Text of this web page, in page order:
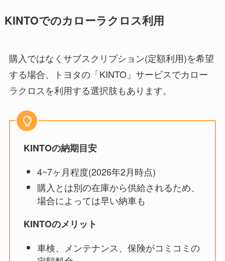
KINTOでのカローラクロス利用
購入ではなくサブスクリプション(定額利用)を希望
する場合、トヨタの「KINTO」サービスでカロー
ラクロスを利用する選択肢もあります。
KINTOの納期目安
4~7ヶ月程度(2026年2月時点)
購入とは別の在庫から供給されるため、
場合によっては早い納車も
KINTOのメリット
車検、メンテナンス、保険がコミコミの